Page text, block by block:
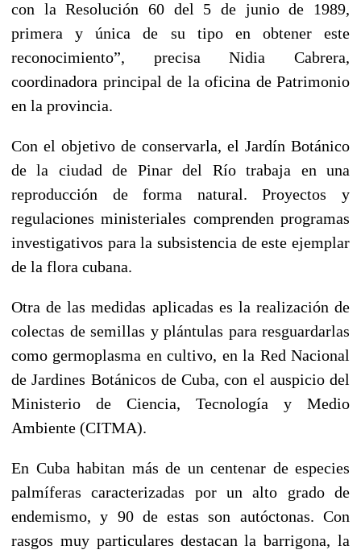
con la Resolución 60 del 5 de junio de 1989,
primera y única de su tipo en obtener este
reconocimiento”, precisa Nidia Cabrera,
coordinadora principal de la oficina de Patrimonio
en la provincia.
Con el objetivo de conservarla, el Jardín Botánico
de la ciudad de Pinar del Río trabaja en una
reproducción de forma natural. Proyectos y
regulaciones ministeriales comprenden programas
investigativos para la subsistencia de este ejemplar
de la flora cubana.
Otra de las medidas aplicadas es la realización de
colectas de semillas y plántulas para resguardarlas
como germoplasma en cultivo, en la Red Nacional
de Jardines Botánicos de Cuba, con el auspicio del
Ministerio de Ciencia, Tecnología y Medio
Ambiente (CITMA).
En Cuba habitan más de un centenar de especies
palmíferas caracterizadas por un alto grado de
endemismo, y 90 de estas son autóctonas. Con
rasgos muy particulares destacan la barrigona, la